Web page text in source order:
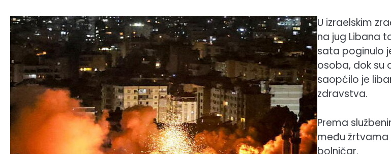
U izraelskim
na jug Libana
sata poginulo
osoba, dok su
saopćilo je
zdravstva.
Prema
među žrtvama
bolničar.